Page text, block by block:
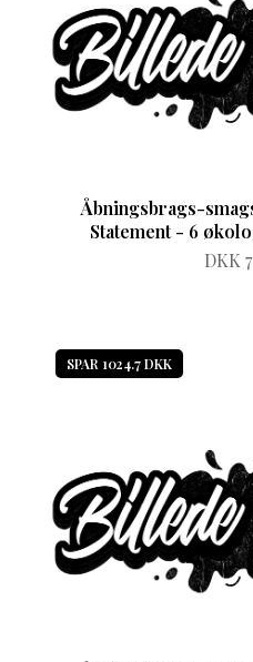
Åbningsbrags-
Statement - 6
DKK
SPAR 1024.7 DKK